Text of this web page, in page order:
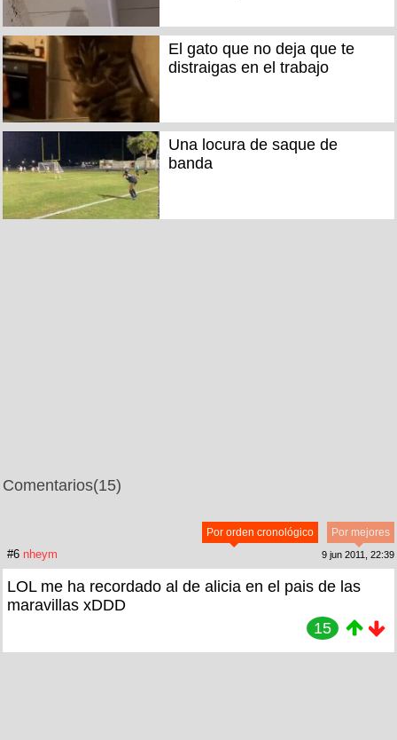
El gato que no deja que te
distraigas en el trabajo
Una locura de saque de
banda
Comentarios(15)
Por mejores
Por orden cronológico
#6 nheym 9 jun 2011, 22:39
LOL me ha recordado al de alicia en el pais de las
maravillas xDDD
15